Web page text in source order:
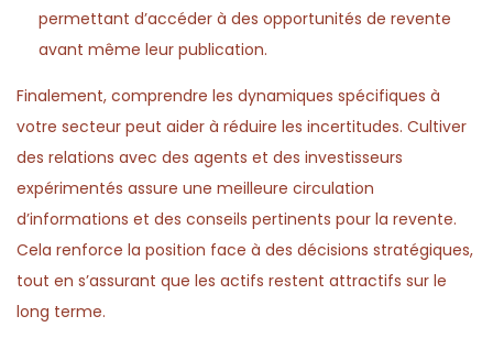
permettant d’accéder à des opportunités de revente
avant même leur publication.
Finalement, comprendre les dynamiques spécifiques à
votre secteur peut aider à réduire les incertitudes. Cultiver
des relations avec des agents et des investisseurs
expérimentés assure une meilleure circulation
d’informations et des conseils pertinents pour la revente.
Cela renforce la position face à des décisions stratégiques,
tout en s’assurant que les actifs restent attractifs sur le
long terme.